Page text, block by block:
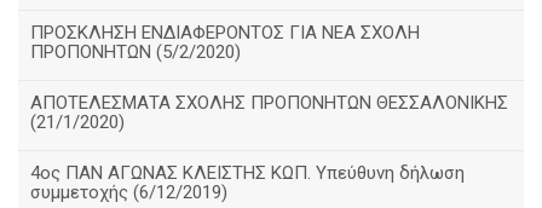
ΠΡΟΣΚΛΗΣΗ ΕΝΔΙΑΦΕΡΟΝΤΟΣ ΓΙΑ ΝΕΑ ΣΧΟΛΗ
ΠΡΟΠΟΝΗΤΩΝ (5/2/2020)
ΑΠΟΤΕΛΕΣΜΑΤΑ ΣΧΟΛΗΣ ΠΡΟΠΟΝΗΤΩΝ ΘΕΣΣΑΛΟΝΙΚΗΣ
(21/1/2020)
4ος ΠΑΝ ΑΓΩΝΑΣ ΚΛΕΙΣΤΗΣ ΚΩΠ. Υπεύθυνη δήλωση
συμμετοχής (6/12/2019)